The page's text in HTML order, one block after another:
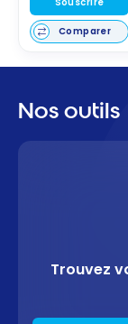
Comparer
Nos outils
Trouvez